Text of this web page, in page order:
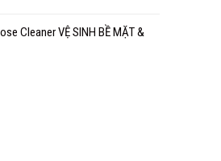
Cleaner VỆ SINH BỀ MẶT &